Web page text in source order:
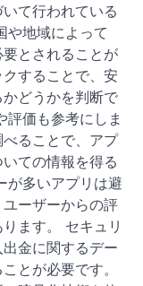
て行われている
や地域によって
とされることが
することで、安
どうかを判断で
評価も参考にしま
ることで、アプ
ての情報を得る
が多いアプリは避
ーザーからの評
ます。 セキュリ
金に関するデー
とが必要です。